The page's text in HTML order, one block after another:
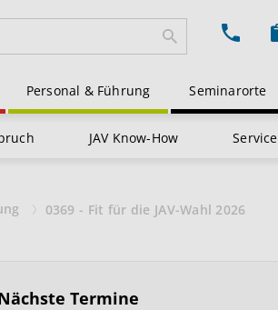
Personal & Führung Seminarorte
JAV Know-How Service
0369 - Fit für die JAV-Wahl 2026
Termine